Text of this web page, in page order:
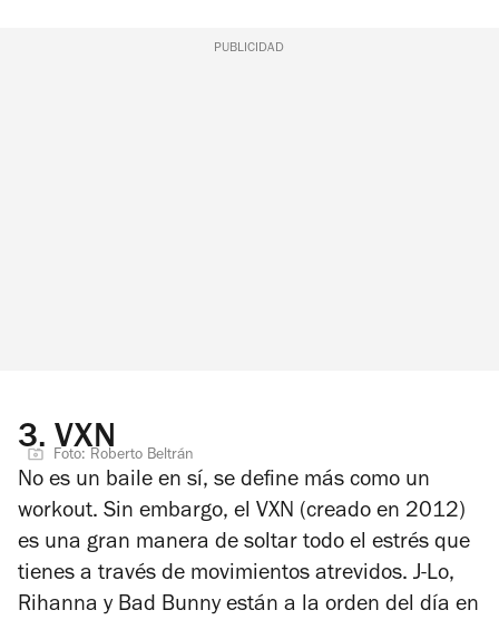
PUBLICIDAD
3. VXN
Foto: Roberto Beltrán
No es un baile en sí, se define más como un
workout. Sin embargo, el VXN (creado en 2012)
es una gran manera de soltar todo el estrés que
tienes a través de movimientos atrevidos. J-Lo,
Rihanna y Bad Bunny están a la orden del día en